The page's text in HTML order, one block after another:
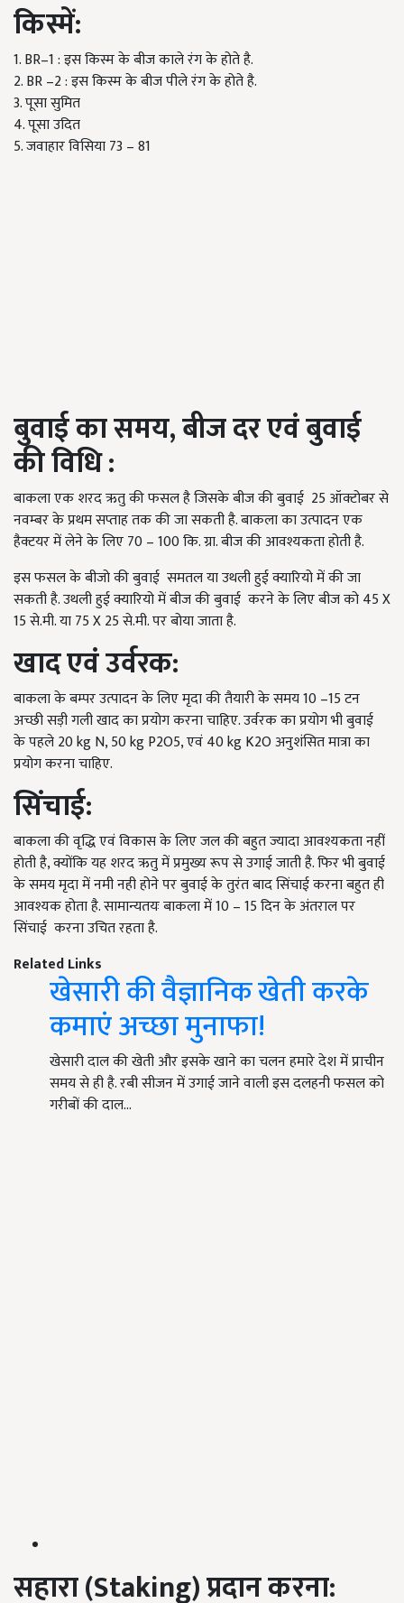
किस्में:
1. BR–1 : इस किस्म के बीज काले रंग के होते है.
2. BR –2 : इस किस्म के बीज पीले रंग के होते है.
3. पूसा सुमित
4. पूसा उदित
5. जवाहार विसिया 73 – 81
बुवाईका समय,बीज दर एवंबुवाई
की विधि :
बाकला एक शरद ऋतु की फसल है जिसके बीज की बुवाई 25 ऑक्टोबर से
नवम्बर के प्रथम सप्ताह तक की जा सकती है. बाकला का उत्पादन एक
हैक्टयर में लेने के लिए 70 – 100 कि. ग्रा. बीज की आवश्यकता होती है.
इस फसल के बीजो की बुवाई समतल या उथली हुई क्यारियो में की जा
सकती है. उथली हुई क्यारियो में बीज की बुवाई करने के लिए बीज को 45 X
15 से.मी. या 75 X 25 से.मी. पर बोया जाता है.
खाद एवं उर्वरक:
बाकला के बम्पर उत्पादन के लिए मृदा की तैयारी के समय 10 –15 टन
अच्छी सड़ी गली खाद का प्रयोग करना चाहिए. उर्वरक का प्रयोग भी बुवाई
के पहले 20 kg N, 50 kg P2O5, एवं 40 kg K2O अनुशंसित मात्रा का
प्रयोग करना चाहिए.
सिंचाई:
बाकला की वृद्धि एवं विकास के लिए जल की बहुत ज्यादा आवश्यकता नहीं
होती है, क्योंकि यह शरद ऋतु में प्रमुख्य रूप से उगाई जाती है. फिर भी बुवाई
के समय मृदा में नमी नही होने पर बुवाई के तुरंत बाद सिंचाई करना बहुत ही
आवश्यक होता है. सामान्यतयः बाकला में 10 – 15 दिन के अंतराल पर
सिंचाई करना उचित रहता है.
Related Links
खेसारी की वैज्ञानिक खेती करके
कमाएं अच्छा मुनाफा!
खेसारी दाल की खेती और इसके खाने का चलन हमारे देश में प्राचीन
समय से ही है. रबी सीजन में उगाई जाने वाली इस दलहनी फसल को
गरीबों की दाल…
सहारा (Staking)प्रदान करना: